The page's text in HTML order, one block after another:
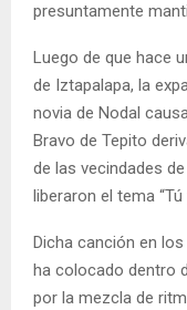
presuntamente
Luego de que hace
de Iztapalapa, la
novia de Nodal
Bravo de Tepito
de las vecindades
liberaron el tema “Tú
Dicha canción en
ha colocado dentro
por la mezcla de